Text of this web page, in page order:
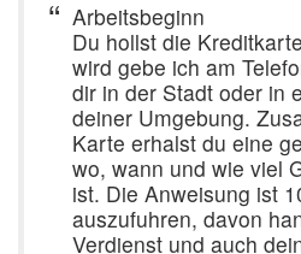
Arbeitsbeginn
Du hollst die
wird gebe ich am
dir in der Stadt oder in
deiner Umgebung.
Karte erhalst du eine
wo, wann und wie viel
ist. Die Anweisung ist
auszufuhren, davon
Verdienst und auch